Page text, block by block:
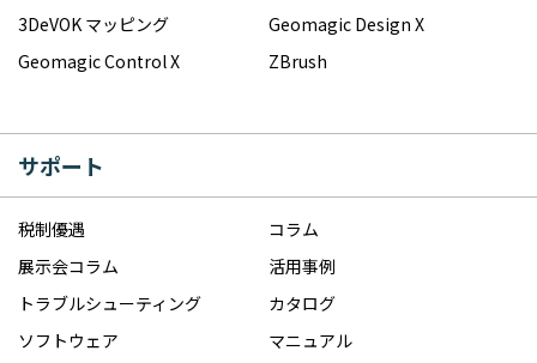
3DeVOK マッピング
Geomagic Design X
Geomagic Control X
ZBrush
サポート
税制優遇
コラム
展示会コラム
活用事例
トラブルシューティング
カタログ
ソフトウェア
マニュアル